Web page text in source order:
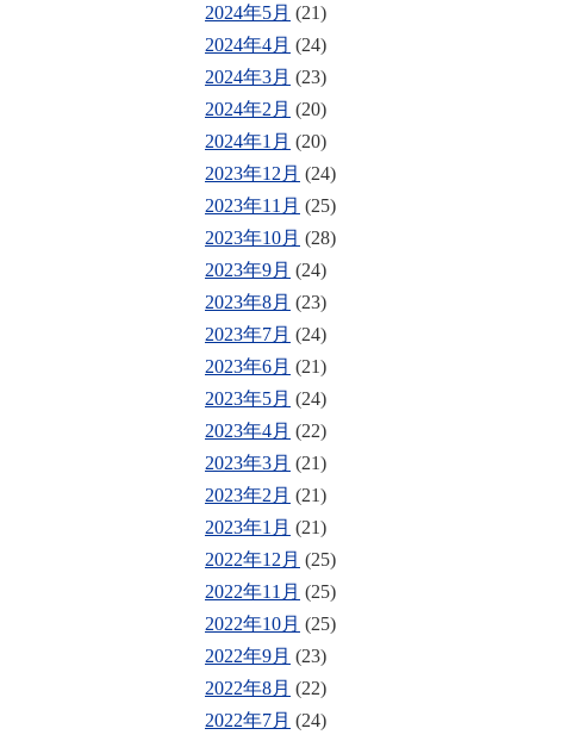
2024年5月 (21)
2024年4月 (24)
2024年3月 (23)
2024年2月 (20)
2024年1月 (20)
2023年12月 (24)
2023年11月 (25)
2023年10月 (28)
2023年9月 (24)
2023年8月 (23)
2023年7月 (24)
2023年6月 (21)
2023年5月 (24)
2023年4月 (22)
2023年3月 (21)
2023年2月 (21)
2023年1月 (21)
2022年12月 (25)
2022年11月 (25)
2022年10月 (25)
2022年9月 (23)
2022年8月 (22)
2022年7月 (24)